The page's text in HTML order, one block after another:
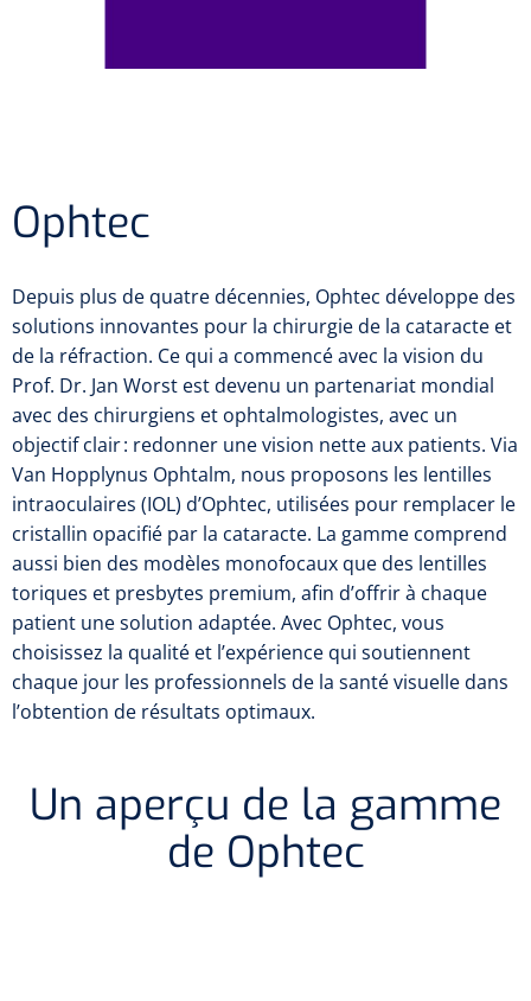
Femto lasers
Gonioscopes
Sans kératométrie
Aberromètres à front d'onde
Avec kératométrie
Foroptères
Compteurs d'objectifs
Biomètres
Biomètres à ultrasons
Biomètres optiques
Périmètres
Pachimètres
Montage de lunettes
Instruments jetables
Instruments réutilisables
Couteaux et canules
Traceurs et bloqueurs
Tabouret
Sièges pour patients diagnostiqués
Units
Fauteuils de chirurgiens
Tables
Ophtec
Depuis plus de quatre décennies, Ophtec développe des
solutions innovantes pour la chirurgie de la cataracte et
de la réfraction. Ce qui a commencé avec la vision du
Prof. Dr. Jan Worst est devenu un partenariat mondial
avec des chirurgiens et ophtalmologistes, avec un
objectif clair : redonner une vision nette aux patients. Via
Van Hopplynus Ophtalm, nous proposons les lentilles
intraoculaires (IOL) d’Ophtec, utilisées pour remplacer le
cristallin opacifié par la cataracte. La gamme comprend
aussi bien des modèles monofocaux que des lentilles
toriques et presbytes premium, afin d’offrir à chaque
patient une solution adaptée. Avec Ophtec, vous
choisissez la qualité et l’expérience qui soutiennent
chaque jour les professionnels de la santé visuelle dans
l’obtention de résultats optimaux.
Un aperçu de la gamme
de Ophtec